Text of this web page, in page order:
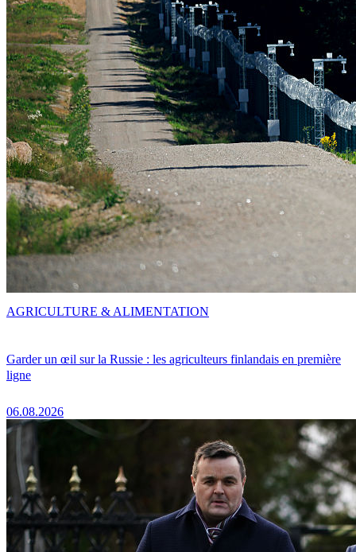
Garder un œil sur la Russie : les agriculteurs finlandais en première
ligne
06.08.2026
AGRICULTURE & ALIMENTATION